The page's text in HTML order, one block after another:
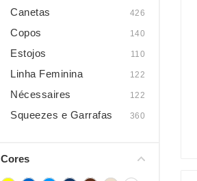
Canetas 426
Copos 140
Estojos 110
Linha Feminina 122
Nécessaires 122
Squeezes e Garrafas 360
Cores